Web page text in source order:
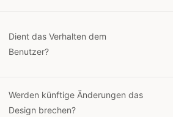
Dient das Verhalten dem
Benutzer?
Werden künftige Änderungen das
Design brechen?